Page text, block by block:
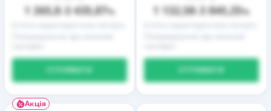
1 265,8 3 435,87% 1 132,58 3 845,25%
Акція